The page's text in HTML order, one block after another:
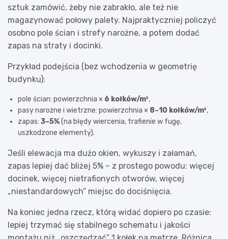
sztuk zamówić, żeby nie zabrakło, ale też nie
magazynować połowy palety. Najpraktyczniej policzyć
osobno pole ścian i strefy narożne, a potem dodać
zapas na straty i docinki.
Przykład podejścia (bez wchodzenia w geometrię
budynku):
pole ścian: powierzchnia × 6 kołków/m²,
pasy narożne i wietrzne: powierzchnia × 8–10 kołków/m²,
zapas: 3–5%(na błędy wiercenia, trafienie w fugę,
uszkodzone elementy).
Jeśli elewacja ma dużo okien, wykuszy i załamań,
zapas lepiej dać bliżej 5% – z prostego powodu: więcej
docinek, więcej nietrafionych otworów, więcej
„niestandardowych” miejsc do dociśnięcia.
Na koniec jedna rzecz, którą widać dopiero po czasie:
lepiej trzymać się stabilnego schematu i jakości